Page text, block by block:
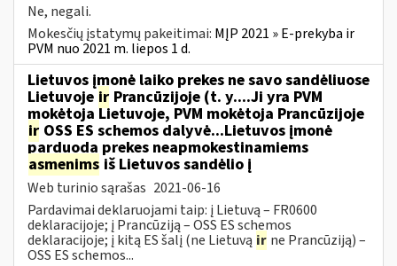
Ne, negali.
Mokesčių įstatymų pakeitimai: MĮP 2021 » E-prekyba ir
PVM nuo 2021 m. liepos 1 d.
Lietuvos įmonė laiko prekes ne savo sandėliuose
Lietuvoje ir Prancūzijoje (t. y....Ji yra PVM
mokėtoja Lietuvoje, PVM mokėtoja Prancūzijoje
ir OSS ES schemos dalyvė...Lietuvos įmonė
parduoda prekes neapmokestinamiems
asmenims iš Lietuvos sandėlio į
Web turinio sąrašas 2021-06-16
Pardavimai deklaruojami taip: į Lietuvą – FR0600
deklaracijoje; į Prancūziją – OSS ES schemos
deklaracijoje; į kitą ES šalį (ne Lietuvą ir ne Prancūziją) –
OSS ES schemos...